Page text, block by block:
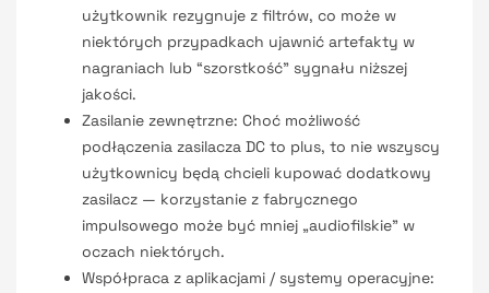
użytkownik rezygnuje z filtrów, co może w
niektórych przypadkach ujawnić artefakty w
nagraniach lub “szorstkość” sygnału niższej
jakości.
Zasilanie zewnętrzne: Choć możliwość
podłączenia zasilacza DC to plus, to nie wszyscy
użytkownicy będą chcieli kupować dodatkowy
zasilacz — korzystanie z fabrycznego
impulsowego może być mniej „audiofilskie” w
oczach niektórych.
Współpraca z aplikacjami / systemy operacyjne: